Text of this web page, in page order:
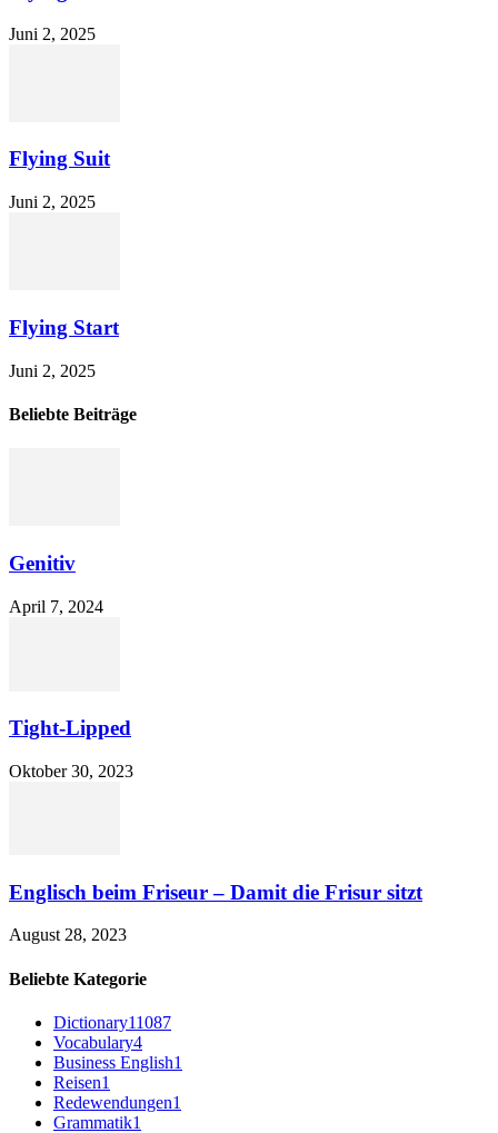
Juni 2, 2025
Flying Suit
Juni 2, 2025
Flying Start
Juni 2, 2025
Beliebte Beiträge
Genitiv
April 7, 2024
Tight-Lipped
Oktober 30, 2023
Englisch beim Friseur – Damit die Frisur sitzt
August 28, 2023
Beliebte Kategorie
Dictionary11087
Vocabulary4
Business English1
Reisen1
Redewendungen1
Grammatik1